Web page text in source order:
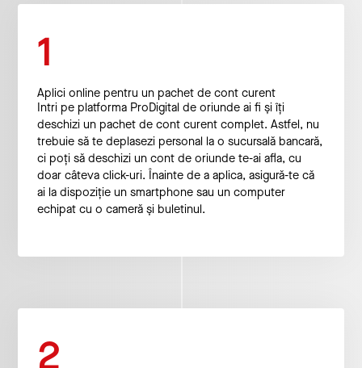
1
Aplici online pentru un pachet de cont curent
Intri pe platforma ProDigital de oriunde ai fi și îți
deschizi un pachet de cont curent complet. Astfel, nu
trebuie să te deplasezi personal la o sucursală bancară,
ci poți să deschizi un cont de oriunde te-ai afla, cu
doar câteva click-uri. Înainte de a aplica, asigură-te că
ai la dispoziție un smartphone sau un computer
echipat cu o cameră și buletinul.
2